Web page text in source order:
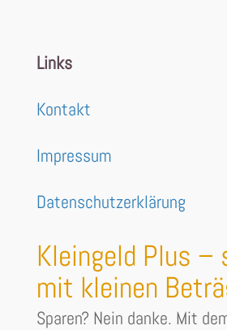
Links
Kontakt
Impressum
Datenschutzerklärung
Kleingeld Plus –
mit kleinen
Sparen? Nein danke. Mit